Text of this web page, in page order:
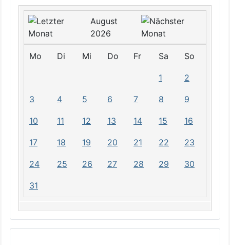
August
2026
Mo Di Mi Do Fr Sa So
1 2
3 4 5 6 7 8 9
10 11 12 13 14 15 16
17 18 19 20 21 22 23
24 25 26 27 28 29 30
31